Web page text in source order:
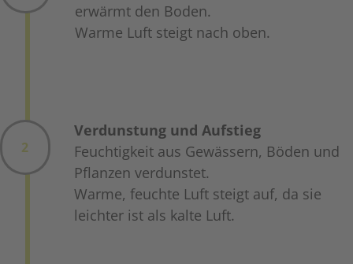
erwärmt den Boden.
Warme Luft steigt nach oben.
2
Verdunstung und Aufstieg
Feuchtigkeit aus Gewässern, Böden und
Pflanzen verdunstet.
Warme, feuchte Luft steigt auf, da sie
leichter ist als kalte Luft.